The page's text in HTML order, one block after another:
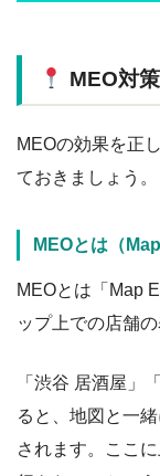
MEO対
MEOの効果を正
ておきましょう。
MEOとは（
MEOとは「Map
ップ上での店舗
「渋谷 居酒屋」
ると、地図と一
されます。ここ